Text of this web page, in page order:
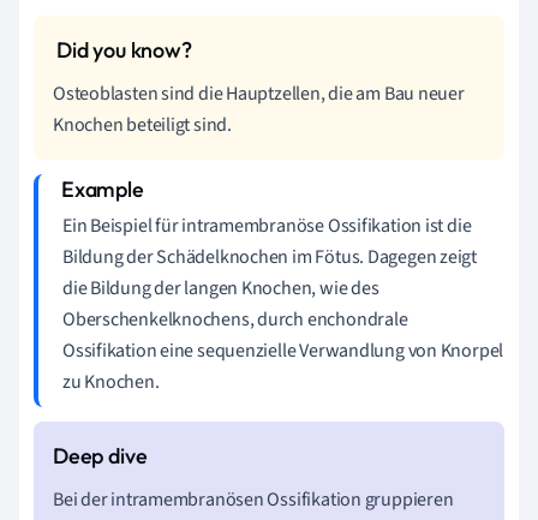
Osteoblasten sind die Hauptzellen, die am Bau neuer
Knochen beteiligt sind.
Ein Beispiel für intramembranöse Ossifikation ist die
Bildung der Schädelknochen im Fötus. Dagegen zeigt
die Bildung der langen Knochen, wie des
Oberschenkelknochens, durch enchondrale
Ossifikation eine sequenzielle Verwandlung von Knorpel
zu Knochen.
Bei der intramembranösen Ossifikation gruppieren